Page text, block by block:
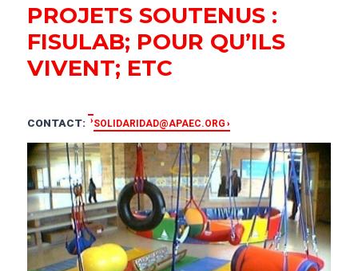
PROJETS SOUTENUS :
FISULAB; POUR QU’ILS
VIVENT; ETC
CONTACT: SOLIDARIDAD@APAEC.ORG